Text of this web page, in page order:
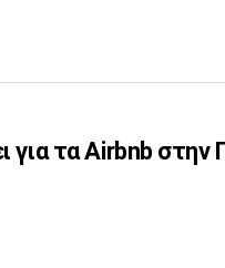
για τα Airbnb στην